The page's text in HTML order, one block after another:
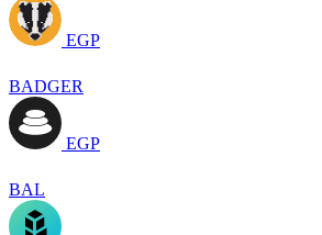
EGP
BADGER
EGP
BAL